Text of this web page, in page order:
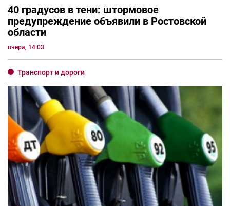
40 градусов в тени: штормовое
предупреждение объявили в Ростовской
области
вчера, 14:03
Транспорт и дороги